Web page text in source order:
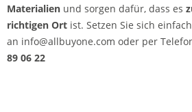
Materialien und sorgen dafür, dass es
richtigen Ort ist. Setzen Sie sich
an info@allbuyone.com oder per
89 06 22